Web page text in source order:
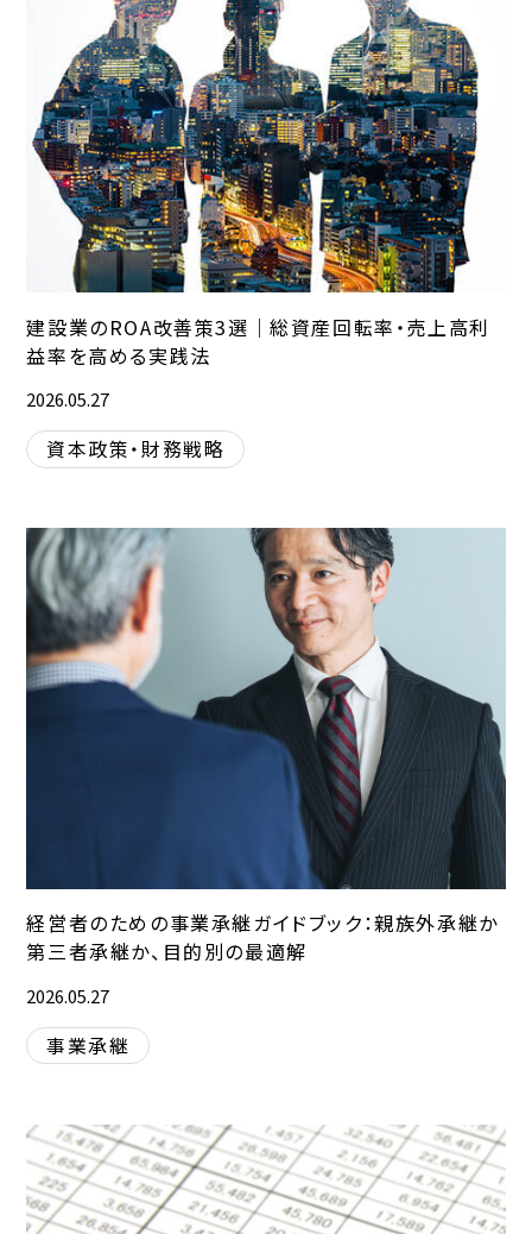
建設業のROA改善策3選｜総資産回転率・売上高利
益率を高める実践法
2026.05.27
資本政策・財務戦略
経営者のための事業承継ガイドブック：親族外承継か
第三者承継か、目的別の最適解
2026.05.27
事業承継